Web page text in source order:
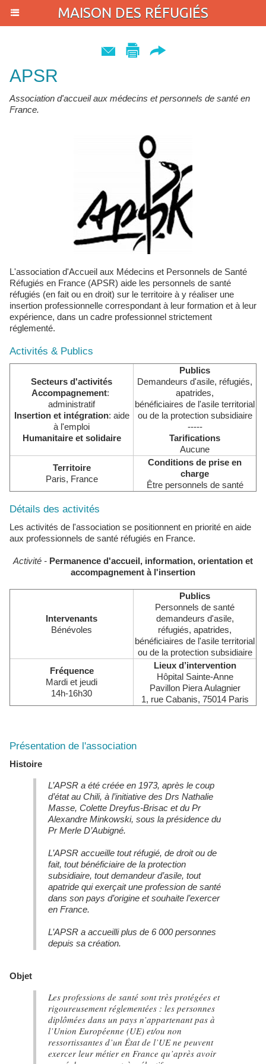
MAISON DES RÉFUGIÉS
APSR
Association d'accueil aux médecins et personnels de santé en
France.
L'association d'Accueil aux Médecins et Personnels de Santé
Réfugiés en France (APSR) aide les personnels de santé
réfugiés (en fait ou en droit) sur le territoire à y réaliser une
insertion professionnelle correspondant à leur formation et à leur
expérience, dans un cadre professionnel strictement
réglementé.
Activités & Publics
Secteurs d'activités
Accompagnement:
administratif
Insertion et intégration: aide
à l'emploi
Humanitaire et solidaire
Publics
Demandeurs d'asile, réfugiés,
apatrides,
bénéficiaires de l'asile territorial
ou de la protection subsidiaire
-----
Tarifications
Aucune
Territoire
Paris, France
Conditions de prise en
charge
Être personnels de santé
Détails des activités
Les activités de l'association se positionnent en priorité en aide
aux professionnels de santé réfugiés en France.
Activité - Permanence d'accueil, information, orientation et
accompagnement à l'insertion
Intervenants
Bénévoles
Publics
Personnels de santé
demandeurs d'asile,
réfugiés, apatrides,
bénéficiaires de l'asile territorial
ou de la protection subsidiaire
Fréquence
Mardi et jeudi
14h-16h30
Lieux d’intervention
Hôpital Sainte-Anne
Pavillon Piera Aulagnier
1, rue Cabanis, 75014 Paris
Présentation de l'association
Histoire
L’APSR a été créée en 1973, après le coup
d’état au Chili, à l’initiative des Drs Nathalie
Masse, Colette Dreyfus-Brisac et du Pr
Alexandre Minkowski, sous la présidence du
Pr Merle D’Aubigné.
L’APSR accueille tout réfugié, de droit ou de
fait, tout bénéficiaire de la protection
subsidiaire, tout demandeur d’asile, tout
apatride qui exerçait une profession de santé
dans son pays d’origine et souhaite l’exercer
en France.
L’APSR a accueilli plus de 6 000 personnes
depuis sa création.
Objet
Les professions de santé sont très protégées et
rigoureusement réglementées : les personnes
diplômées dans un pays n’appartenant pas à
l’Union Européenne (UE) et/ou non
ressortissantes d’un État de l’UE ne peuvent
exercer leur métier en France qu’après avoir